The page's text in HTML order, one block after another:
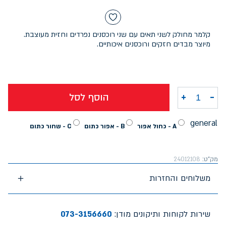
קלמר מחולק לשני תאים עם שני רוכסנים נפרדים וחזית מעוצבת.
מיוצר מבדים חזקים ורוכסנים איכותיים.
general A - כחול אפור B - אפור כתום C - שחור כתום
- כמות של קלמר אקספלור בנים 2 תאים חלק כחול+שחור+אפור פס
+ הוסף לסל
מק"ט: 24012108
משלוחים והחזרות
שירות לקוחות ותיקונים מודן: 073-3156660